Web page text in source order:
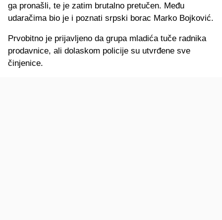
ga pronašli, te je zatim brutalno pretučen. Među
udaračima bio je i poznati srpski borac Marko Bojković.
Prvobitno je prijavljeno da grupa mladića tuče radnika
prodavnice, ali dolaskom policije su utvrđene sve
činjenice.